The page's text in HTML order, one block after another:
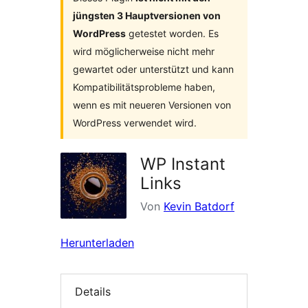
jüngsten 3 Hauptversionen von
WordPress getestet worden. Es
wird möglicherweise nicht mehr
gewartet oder unterstützt und kann
Kompatibilitätsprobleme haben,
wenn es mit neueren Versionen von
WordPress verwendet wird.
WP Instant
Links
Von Kevin Batdorf
Herunterladen
Details